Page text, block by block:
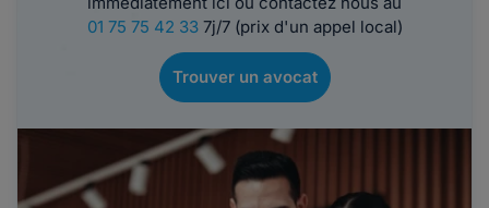
01 75 75 42 337j/7 (prix d'un appel local)
Trouver un avocat